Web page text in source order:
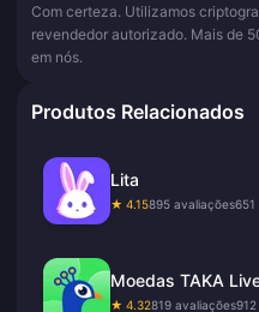
Com certeza. Utilizamos
revendedor autorizado. Mais de
em nós.
Produtos Relacionados
Lita
★ 4.15895 avaliações651
Moedas TAKA
★ 4.32819 avaliações